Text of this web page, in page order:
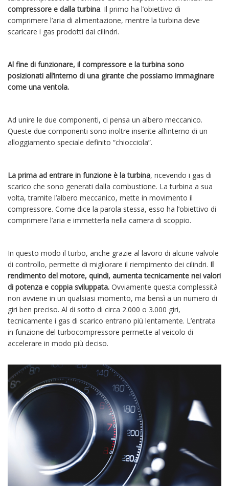
compressore e dalla turbina. Il primo ha l’obiettivo di
comprimere l’aria di alimentazione, mentre la turbina deve
scaricare i gas prodotti dai cilindri.
Al fine di funzionare, il compressore e la turbina sono
posizionati all’interno di una girante che possiamo immaginare
come una ventola.
Ad unire le due componenti, ci pensa un albero meccanico.
Queste due componenti sono inoltre inserite all’interno di un
alloggiamento speciale definito “chiocciola”.
La prima ad entrare in funzione è la turbina, ricevendo i gas di
scarico che sono generati dalla combustione. La turbina a sua
volta, tramite l’albero meccanico, mette in movimento il
compressore. Come dice la parola stessa, esso ha l’obiettivo di
comprimere l’aria e immetterla nella camera di scoppio.
In questo modo il turbo, anche grazie al lavoro di alcune valvole
di controllo, permette di migliorare il riempimento dei cilindri. Il
rendimento del motore, quindi, aumenta tecnicamente nei valori
di potenza e coppia sviluppata. Ovviamente questa complessità
non avviene in un qualsiasi momento, ma bensì a un numero di
giri ben preciso. Al di sotto di circa 2.000 o 3.000 giri,
tecnicamente i gas di scarico entrano più lentamente. L’entrata
in funzione del turbocompressore permette al veicolo di
accelerare in modo più deciso.